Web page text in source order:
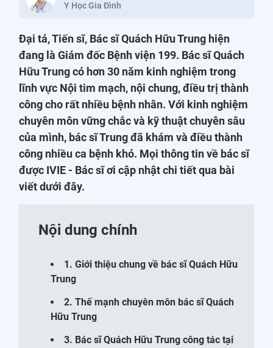
Y Học Gia Đình
Đại tá, Tiến sĩ, Bác sĩ Quách Hữu Trung hiện
đang là Giám đốc Bệnh viện 199. Bác sĩ Quách
Hữu Trung có hơn 30 năm kinh nghiệm trong
lĩnh vực Nội tim mạch, nội chung, điều trị thành
công cho rất nhiều bệnh nhân. Với kinh nghiệm
chuyên môn vững chắc và kỹ thuật chuyên sâu
của mình, bác sĩ Trung đã khám và điều thành
công nhiều ca bệnh khó. Mọi thông tin về bác sĩ
được IVIE - Bác sĩ ơi cập nhật chi tiết qua bài
viết dưới đây.
Nội dung chính
1. Giới thiệu chung về bác sĩ Quách Hữu
Trung
2. Thế mạnh chuyên môn bác sĩ Quách
Hữu Trung
3. Bác sĩ Quách Hữu Trung công tác tại